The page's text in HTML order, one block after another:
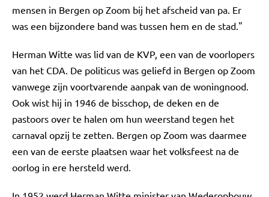
mensen in Bergen op Zoom bij het afscheid van pa. Er
was een bijzondere band was tussen hem en de stad."
Herman Witte was lid van de KVP, een van de voorlopers
van het CDA. De politicus was geliefd in Bergen op Zoom
vanwege zijn voortvarende aanpak van de woningnood.
Ook wist hij in 1946 de bisschop, de deken en de
pastoors over te halen om hun weerstand tegen het
carnaval opzij te zetten. Bergen op Zoom was daarmee
een van de eerste plaatsen waar het volksfeest na de
oorlog in ere hersteld werd.